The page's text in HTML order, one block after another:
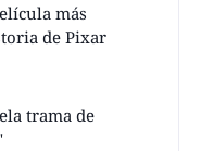
más
de Pixar
trama de